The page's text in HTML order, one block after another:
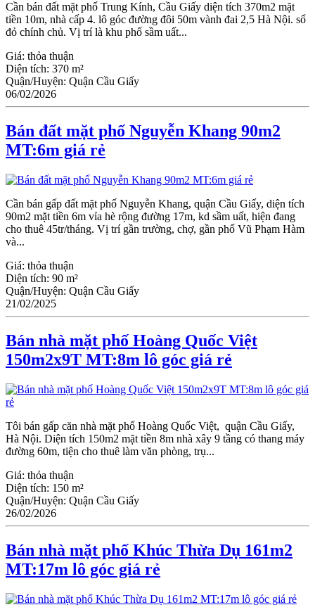
Cần bán đất mặt phố Trung Kính, Cầu Giấy diện tích 370m2 mặt
tiền 10m, nhà cấp 4. lô góc đường đôi 50m vành đai 2,5 Hà Nội. sổ
đỏ chính chủ. Vị trí là khu phố sầm uất...
Giá: thỏa thuận
Diện tích: 370 m²
Quận/Huyện: Quận Cầu Giấy
06/02/2026
Bán đất mặt phố Nguyễn Khang 90m2
MT:6m giá rẻ
Cần bán gấp đất mặt phố Nguyễn Khang, quận Cầu Giấy, diện tích
90m2 mặt tiền 6m vỉa hè rộng đường 17m, kd sầm uất, hiện đang
cho thuê 45tr/tháng. Vị trí gần trường, chợ, gần phố Vũ Phạm Hàm
và...
Giá: thỏa thuận
Diện tích: 90 m²
Quận/Huyện: Quận Cầu Giấy
21/02/2025
Bán nhà mặt phố Hoàng Quốc Việt
150m2x9T MT:8m lô góc giá rẻ
Tôi bán gấp căn nhà mặt phố Hoàng Quốc Việt, quận Cầu Giấy,
Hà Nội. Diện tích 150m2 mặt tiền 8m nhà xây 9 tầng có thang máy
đường 60m, tiện cho thuê làm văn phòng, trụ...
Giá: thỏa thuận
Diện tích: 150 m²
Quận/Huyện: Quận Cầu Giấy
26/02/2026
Bán nhà mặt phố Khúc Thừa Dụ 161m2
MT:17m lô góc giá rẻ